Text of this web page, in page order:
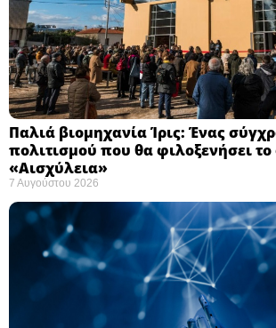
Παλιά βιομηχανία Ίρις: Ένας
πολιτισμού που θα φιλοξενήσει
«Αισχύλεια» ​
7 Αυγούστου 2026